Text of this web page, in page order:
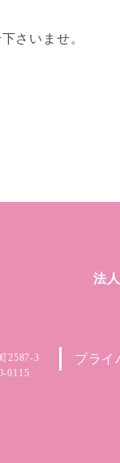
さいませ。
法
2587-3
0115
プライ